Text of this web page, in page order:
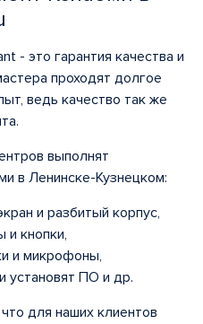
- это гарантия качества и
проходят долгое
ведь качество так же
выполнят
в Ленинске-Кузнецком:
и разбитый корпус,
и кнопки,
и микрофоны,
установят ПО и др.
для наших клиентов